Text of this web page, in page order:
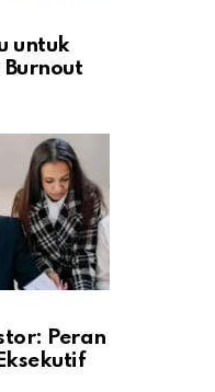
untuk
Burnout
Peran